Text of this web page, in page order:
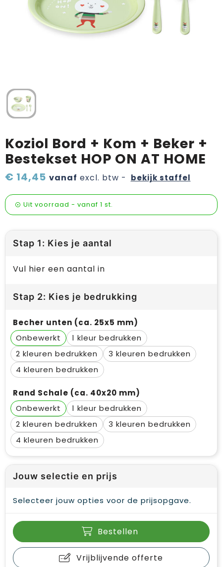
Verzorging & welness
Pasen
Wijn, bier en proeverij
Zomerpakketten
Koziol Bord + Kom + Beker +
Bestekset HOP ON AT HOME
€ 14,45 vanaf excl. btw - bekijk staffel
Uit voorraad - vanaf 1 st.
Stap 1: Kies je aantal
Vul hier een aantal in
Stap 2: Kies je bedrukking
Becher unten (ca. 25x5 mm)
Onbewerkt
1
2
3
4
Rand Schale (ca. 40x20 mm)
Onbewerkt
1
2
3
4
Jouw selectie en prijs
Selecteer jouw opties voor de prijsopgave.
Bestellen
Vrijblijvende offerte